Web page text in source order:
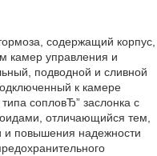
содержащий корпус,
камер управления и
подводной и сливной
к камере
сопловЂ” заслонка с
отличающийся тем,
и повышения надежности